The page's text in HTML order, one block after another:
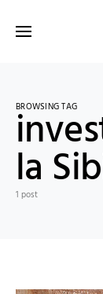
BROWSING TAG
la
1 post